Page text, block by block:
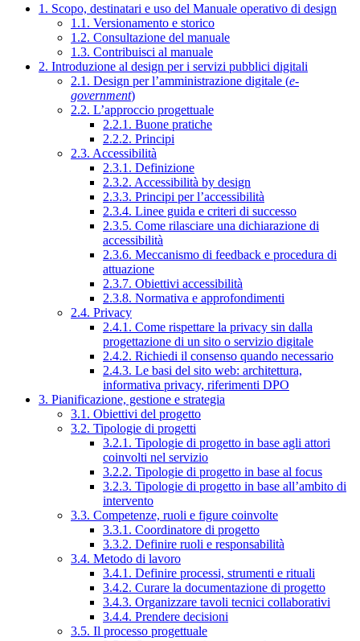
1. Scopo, destinatari e uso del Manuale operativo di design
1.1. Versionamento e storico
1.2. Consultazione del manuale
1.3. Contribuisci al manuale
2. Introduzione al design per i servizi pubblici digitali
2.1. Design per l’amministrazione digitale (e-
government)
2.2. L’approccio progettuale
2.2.1. Buone pratiche
2.2.2. Principi
2.3. Accessibilità
2.3.1. Definizione
2.3.2. Accessibilità by design
2.3.3. Principi per l’accessibilità
2.3.4. Linee guida e criteri di successo
2.3.5. Come rilasciare una dichiarazione di
accessibilità
2.3.6. Meccanismo di feedback e procedura di
attuazione
2.3.7. Obiettivi accessibilità
2.3.8. Normativa e approfondimenti
2.4. Privacy
2.4.1. Come rispettare la privacy sin dalla
progettazione di un sito o servizio digitale
2.4.2. Richiedi il consenso quando necessario
2.4.3. Le basi del sito web: architettura,
informativa privacy, riferimenti DPO
3. Pianificazione, gestione e strategia
3.1. Obiettivi del progetto
3.2. Tipologie di progetti
3.2.1. Tipologie di progetto in base agli attori
coinvolti nel servizio
3.2.2. Tipologie di progetto in base al focus
3.2.3. Tipologie di progetto in base all’ambito di
intervento
3.3. Competenze, ruoli e figure coinvolte
3.3.1. Coordinatore di progetto
3.3.2. Definire ruoli e responsabilità
3.4. Metodo di lavoro
3.4.1. Definire processi, strumenti e rituali
3.4.2. Curare la documentazione di progetto
3.4.3. Organizzare tavoli tecnici collaborativi
3.4.4. Prendere decisioni
3.5. Il processo progettuale